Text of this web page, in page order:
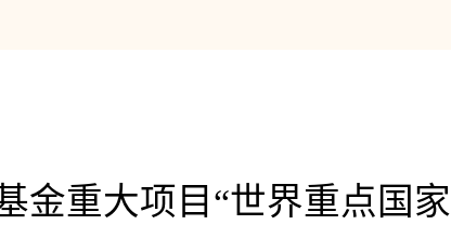
金重大项目“世界重点国